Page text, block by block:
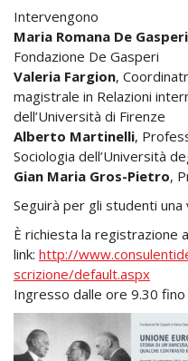
Intervengono
Maria Romana De Gasperi
Fondazione De Gasperi
Valeria Fargion,
magistrale in Relazioni
dell’Università di Firenze
Alberto Martinelli,
Sociologia dell’Università
Gian Maria Gros-Pietro,
Seguirà per gli studenti
È richiesta la registrazione
link: http://
scrizione/default.aspx
Ingresso dalle ore 9.30